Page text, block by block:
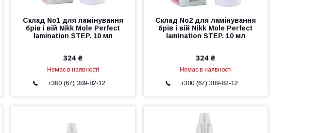
Склад No1 для ламінування
брів і вій Nikk Mole Perfect
lamination STEP. 10 мл
324 ₴
Немає в наявності
+380 (67) 389-82-12
Склад No2 для ламінування
брів і вій Nikk Mole Perfect
lamination STEP. 10 мл
324 ₴
Немає в наявності
+380 (67) 389-82-12